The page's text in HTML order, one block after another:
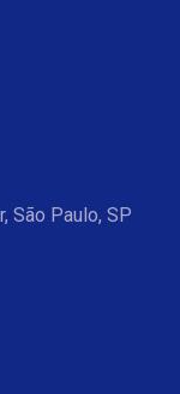
São Paulo, SP